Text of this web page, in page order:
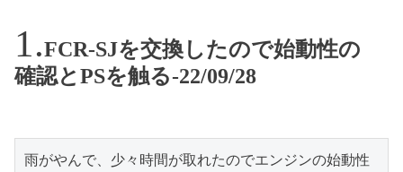
FCR-SJを交換したので始動性の
確認とPSを触る-22/09/28
雨がやんで、少々時間が取れたのでエンジンの始動性